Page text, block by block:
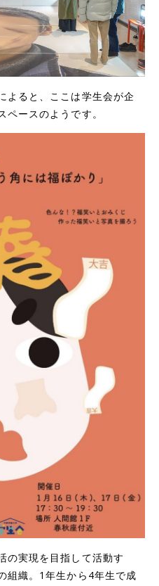
よると、ここは学生会が企
ースのようです。
の実現を目指して活動す
組織。1年生から4年生で成